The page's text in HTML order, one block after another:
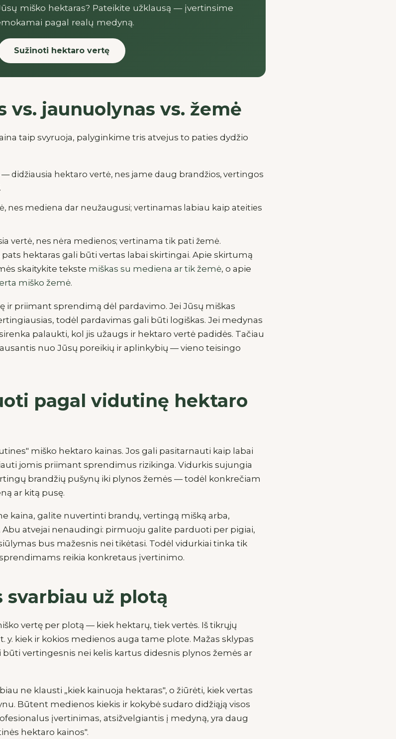
miško hektaras? Pateikite užklausą — įvertinsime
pagal realų medyną.
Sužinoti hektaro vertę
vs. jaunuolynas vs. žemė
taip svyruoja, palyginkime tris atvejus to paties dydžio
— didžiausia hektaro vertė, nes jame daug brandžios, vertingos
nes mediena dar neužaugusi; vertinamas labiau kaip ateities
vertė, nes nėra medienos; vertinama tik pati žemė.
hektaras gali būti vertas labai skirtingai. Apie skirtumą
skaitykite tekste miškas su mediena ar tik žemė, o apie
miško žemė.
ir priimant sprendimą dėl pardavimo. Jei Jūsų miškas
todėl pardavimas gali būti logiškas. Jei medynas
palaukti, kol jis užaugs ir hektaro vertė padidės. Tačiau
nuo Jūsų poreikių ir aplinkybių — vieno teisingo
pagal vidutinę hektaro
miško hektaro kainas. Jos gali pasitarnauti kaip labai
jomis priimant sprendimus rizikinga. Vidurkis sujungia
brandžių pušynų iki plynos žemės — todėl konkrečiam
ar kitą pusę.
kaina, galite nuvertinti brandų, vertingą mišką arba,
atvejai nenaudingi: pirmuoju galite parduoti per pigiai,
bus mažesnis nei tikėtasi. Todėl vidurkiai tinka tik
reikia konkretaus įvertinimo.
svarbiau už plotą
vertę per plotą — kiek hektarų, tiek vertės. Iš tikrųjų
y. kiek ir kokios medienos auga tame plote. Mažas sklypas
vertingesnis nei kelis kartus didesnis plynos žemės ar
ne klausti „kiek kainuoja hektaras", o žiūrėti, kiek vertas
Būtent medienos kiekis ir kokybė sudaro didžiąją visos
įvertinimas, atsižvelgiantis į medyną, yra daug
hektaro kainos".